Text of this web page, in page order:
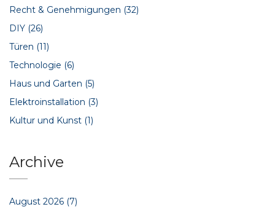
Recht & Genehmigungen (32)
DIY (26)
Türen (11)
Technologie (6)
Haus und Garten (5)
Elektroinstallation (3)
Kultur und Kunst (1)
Archive
August 2026 (7)